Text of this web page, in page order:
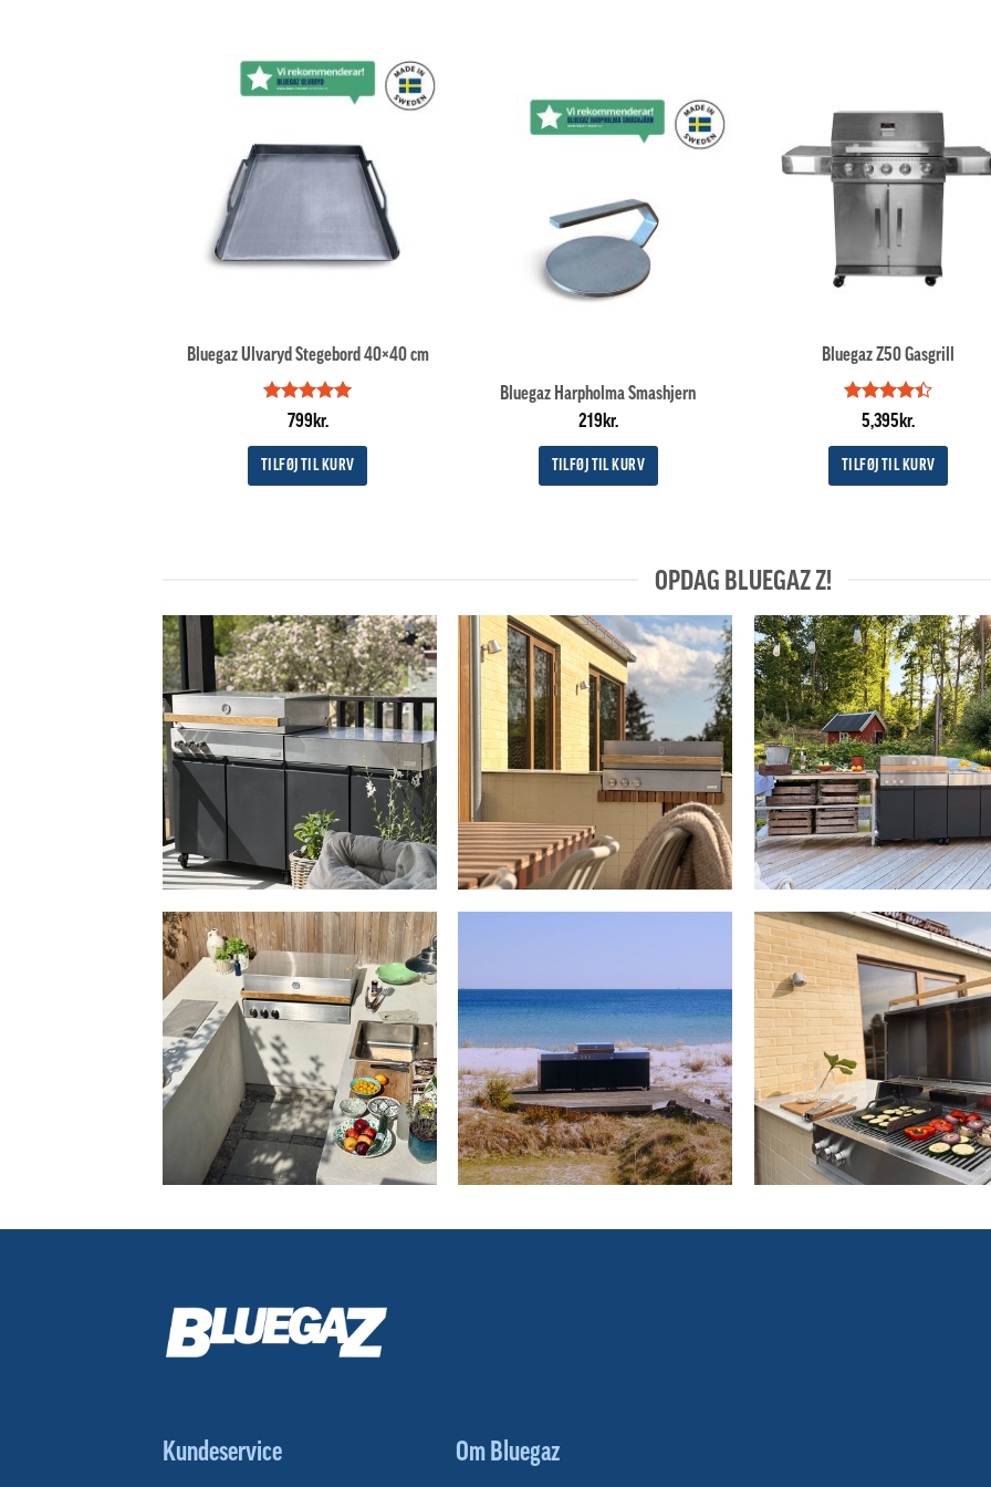
Bluegaz Ulvaryd Stegebord 40×40 cm
Vurderet
799kr.
TILFØJ TIL KURV
Bluegaz Harpholma Smashjern
219kr.
TILFØJ TIL KURV
Bluegaz Z50 Gasgrill
Vurderet
ud af
5
5,395kr.
TILFØJ TIL KURV
OPDAG BLUEGAZ Z!
Kundeservice Om Bluegaz